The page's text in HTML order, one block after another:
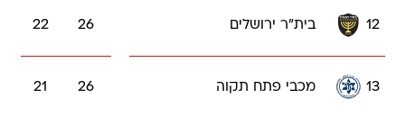
12 בית"ר ירושלים 26
22
13 מכבי פתח תקוה 26
21